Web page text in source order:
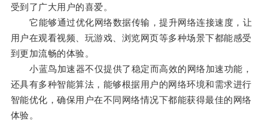
受到了广大用户的喜爱。
它能够通过优化网络数据传输，提升网络连接速度，让
用户在观看视频、玩游戏、浏览网页等多种场景下都能感受
到更加流畅的体验。
小蓝鸟加速器不仅提供了稳定而高效的网络加速功能，
还具有多种智能算法，能够根据用户的网络环境和需求进行
智能优化，确保用户在不同网络情况下都能获得最佳的网络
体验。